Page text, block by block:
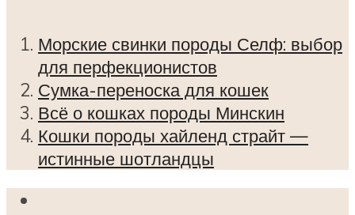
Морские свинки породы Селф: выбор
для перфекционистов
Сумка-переноска для кошек
Всё о кошках породы Минскин
Кошки породы хайленд страйт —
истинные шотландцы